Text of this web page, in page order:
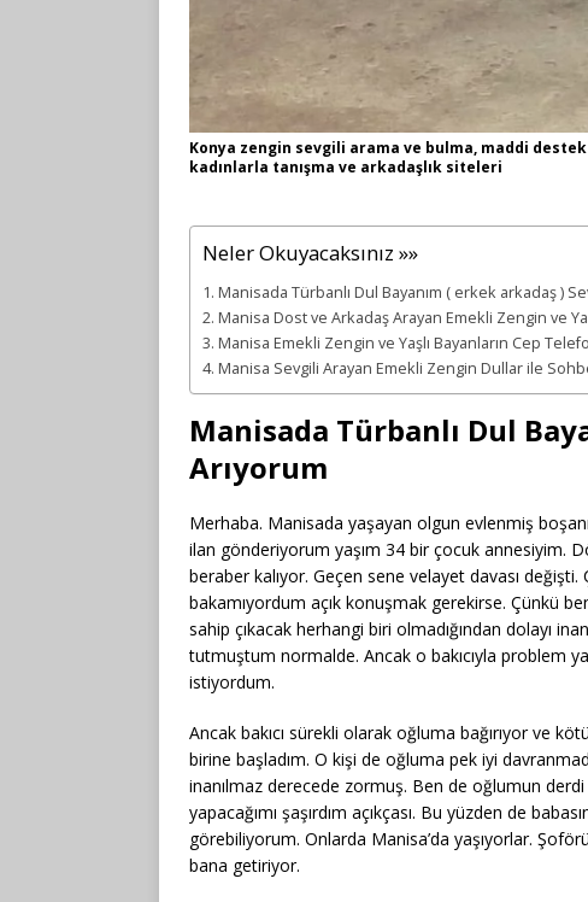
Konya zengin sevgili arama ve bulma, maddi
kadınlarla tanışma ve arkadaşlık siteleri
Neler Okuyacaksınız »»
Manisada Türbanlı Dul Bayanım ( erkek arkadaş )
Manisa Dost ve Arkadaş Arayan Emekli Zengin ve
Manisa Emekli Zengin ve Yaşlı Bayanların Cep
Manisa Sevgili Arayan Emekli Zengin Dullar ile
Manisada Türbanlı Dul
Arıyorum
Merhaba. Manisada yaşayan olgun evlenmiş
ilan gönderiyorum yaşım 34 bir çocuk annesiyim.
beraber kalıyor. Geçen sene velayet davası
bakamıyordum açık konuşmak gerekirse. Çünkü
sahip çıkacak herhangi biri olmadığından dolayı
tutmuştum normalde. Ancak o bakıcıyla problem
istiyordum.
Ancak bakıcı sürekli olarak oğluma bağırıyor ve
birine başladım. O kişi de oğluma pek iyi
inanılmaz derecede zormuş. Ben de oğlumun
yapacağımı şaşırdım açıkçası. Bu yüzden de
görebiliyorum. Onlarda Manisa’da yaşıyorlar.
bana getiriyor.